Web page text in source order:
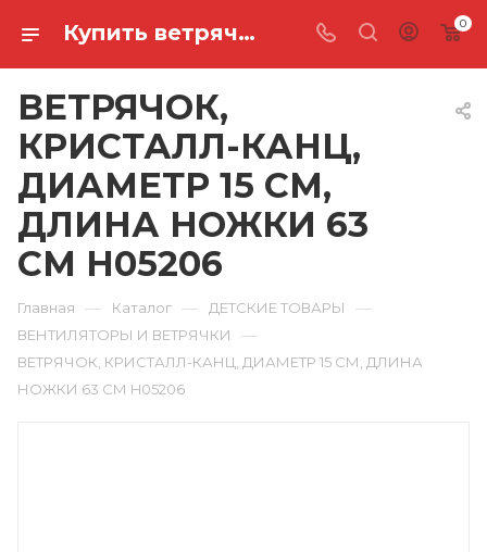
Купить ветрячок, кристалл-канц, диаметр 15 см, длина ножки 63 см H05206 в Ростове-на-Дону 0
ВЕТРЯЧОК,
КРИСТАЛЛ-КАНЦ,
ДИАМЕТР 15 СМ,
ДЛИНА НОЖКИ 63
СМ H05206
Главная — Каталог — ДЕТСКИЕ ТОВАРЫ —
ВЕНТИЛЯТОРЫ И ВЕТРЯЧКИ —
ВЕТРЯЧОК, КРИСТАЛЛ-КАНЦ, ДИАМЕТР 15 СМ, ДЛИНА
НОЖКИ 63 СМ H05206